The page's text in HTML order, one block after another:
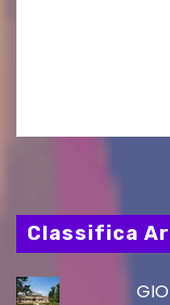
Classifica